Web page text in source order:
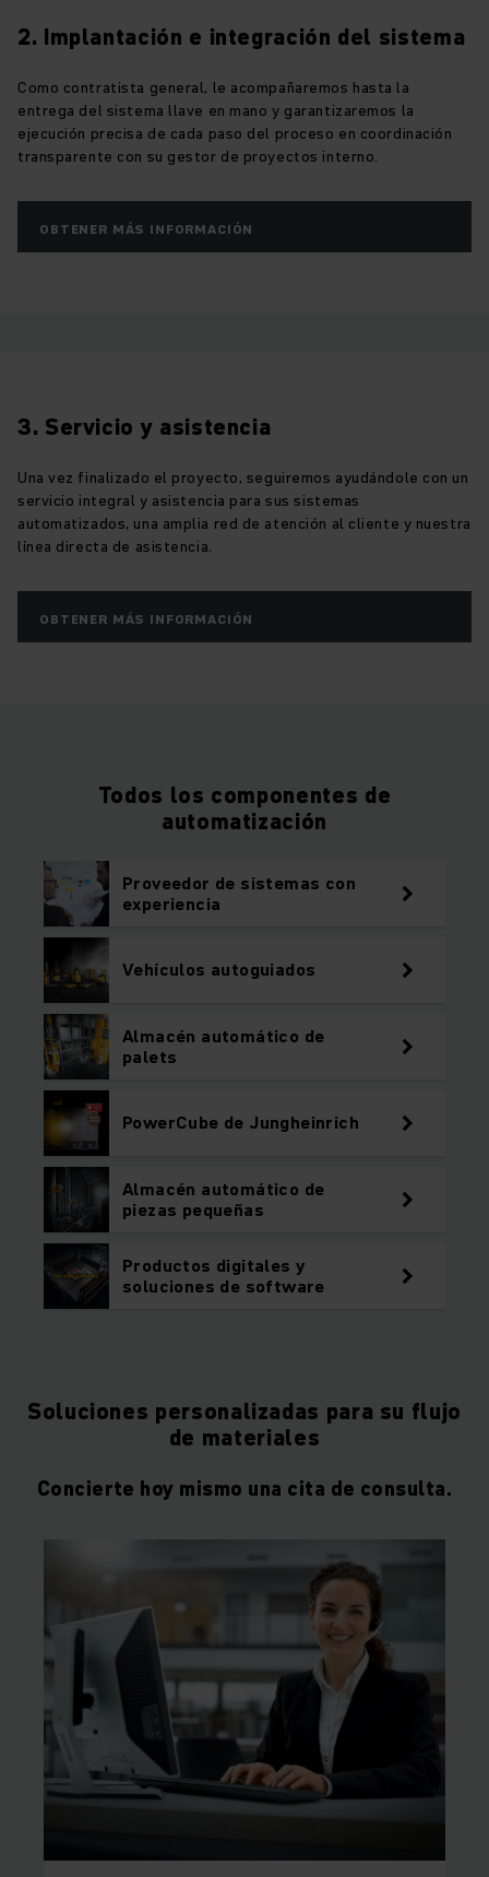
2. Implantación e integración del sistema
Como contratista general, le acompañaremos hasta la
entrega del sistema llave en mano y garantizaremos la
ejecución precisa de cada paso del proceso en coordinación
transparente con su gestor de proyectos interno.
OBTENER MÁS INFORMACIÓN
3. Servicio y asistencia
Una vez finalizado el proyecto, seguiremos ayudándole con un
servicio integral y asistencia para sus sistemas
automatizados, una amplia red de atención al cliente y nuestra
línea directa de asistencia.
OBTENER MÁS INFORMACIÓN
Todos los componentes de
automatización
Proveedor de sistemas con
experiencia
Vehículos autoguiados
Almacén automático de
palets
PowerCube de Jungheinrich
Almacén automático de
piezas pequeñas
Productos digitales y
soluciones de software
Soluciones personalizadas para su flujo
de materiales
Concierte hoy mismo una cita de consulta.